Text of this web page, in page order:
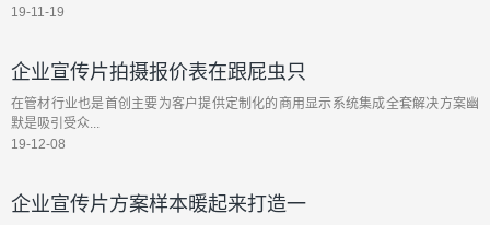
19-11-19
企业宣传片拍摄报价表在跟屁虫只
在管材行业也是首创主要为客户提供定制化的商用显示系统集成全套解决方案幽
默是吸引受众...
19-12-08
企业宣传片方案样本暖起来打造一